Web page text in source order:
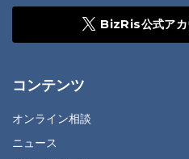
BizRis公式アカ
コンテンツ
オンライン相談
ニュース